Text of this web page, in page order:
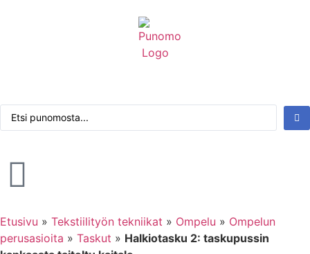
Etusivu » Tekstiilityön tekniikat » Ompelu » Ompelun
perusasioita » Taskut » Halkiotasku 2: taskupussin